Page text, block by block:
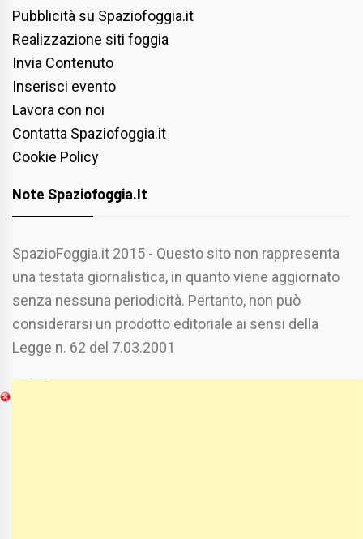
Pubblicità su Spaziofoggia.it
Realizzazione siti foggia
Invia Contenuto
Inserisci evento
Lavora con noi
Contatta Spaziofoggia.it
Cookie Policy
Note Spaziofoggia.it
SpazioFoggia.it 2015 - Questo sito non rappresenta
una testata giornalistica, in quanto viene aggiornato
senza nessuna periodicità. Pertanto, non può
considerarsi un prodotto editoriale ai sensi della
Legge n. 62 del 7.03.2001
Chi Siamo